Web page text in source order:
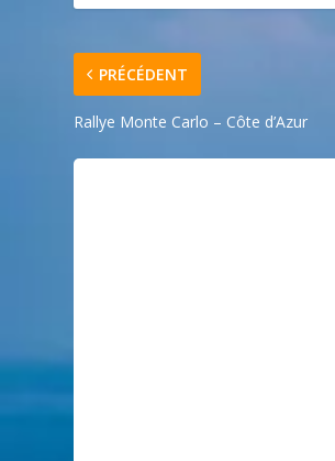
PRÉCÉDENT
Rallye Monte Carlo – Côte d’Azur